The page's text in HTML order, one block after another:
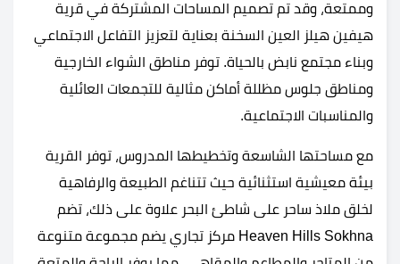
وممتعة، وقد تم تصميم المساحات المشتركة في قرية
هيفين هيلز العين السخنة بعناية لتعزيز التفاعل الاجتماعي
وبناء مجتمع نابض بالحياة. توفر مناطق الشواء الخارجية
ومناطق جلوس مظللة أماكن مثالية للتجمعات العائلية
والمناسبات الاجتماعية.
مع مساحتها الشاسعة وتخطيطها المدروس، توفر القرية
بيئة معيشية استثنائية حيث تتناغم الطبيعة والرفاهية
لخلق ملاذ ساحر على شاطئ البحر علاوة على ذلك، تضم
Heaven Hills Sokhna مركز تجاري يضم مجموعة متنوعة